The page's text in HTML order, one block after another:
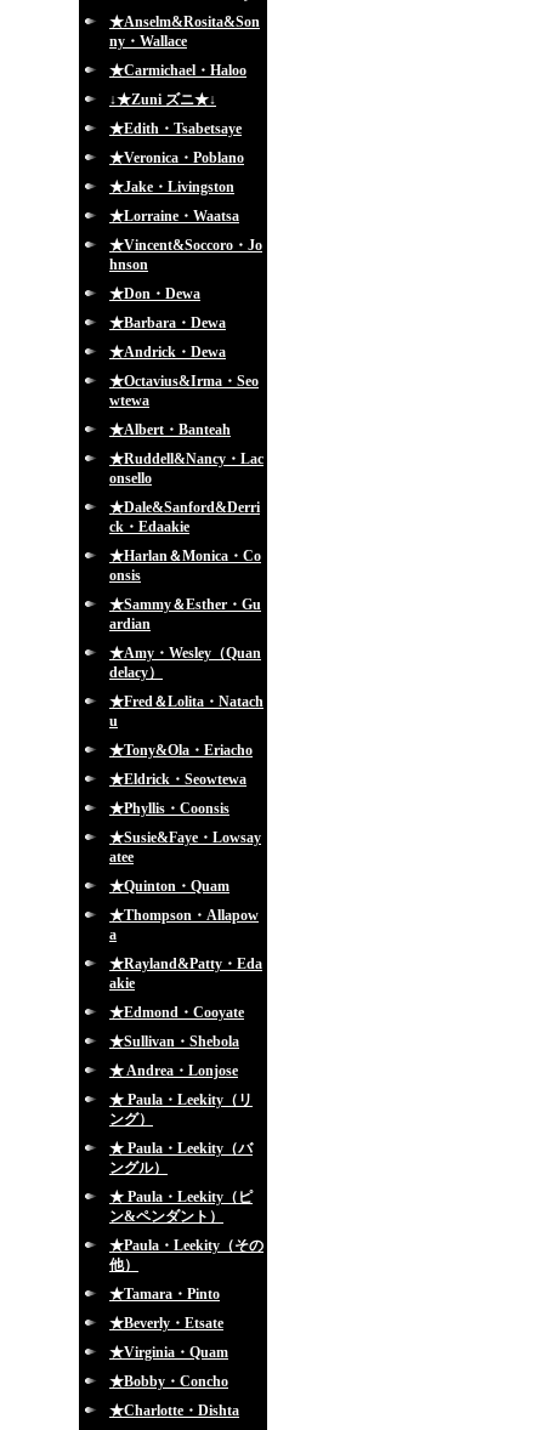
★Anselm&Rosita&Son
ny・Wallace
★Carmichael・Haloo
↓★Zuni ズニ★↓
★Edith・Tsabetsaye
★Veronica・Poblano
★Jake・Livingston
★Lorraine・Waatsa
★Vincent&Soccoro・Jo
hnson
★Don・Dewa
★Barbara・Dewa
★Andrick・Dewa
★Octavius&Irma・Seo
wtewa
★Albert・Banteah
★Ruddell&Nancy・Lac
onsello
★Dale&Sanford&Derri
ck・Edaakie
★Harlan＆Monica・Co
onsis
★Sammy＆Esther・Gu
ardian
★Amy・Wesley（Quan
delacy）
★Fred＆Lolita・Natach
u
★Tony&Ola・Eriacho
★Eldrick・Seowtewa
★Phyllis・Coonsis
★Susie&Faye・Lowsay
atee
★Quinton・Quam
★Thompson・Allapow
a
★Rayland&Patty・Eda
akie
★Edmond・Cooyate
★Sullivan・Shebola
★ Andrea・Lonjose
★ Paula・Leekity（リ
ング）
★ Paula・Leekity（バ
ングル）
★ Paula・Leekity（ピ
ン&ペンダント）
★Paula・Leekity（その
他）
★Tamara・Pinto
★Beverly・Etsate
★Virginia・Quam
★Bobby・Concho
★Charlotte・Dishta